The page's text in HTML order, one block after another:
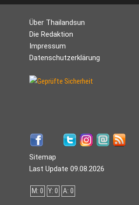
Über Thailandsun
Die Redaktion
Impressum
Datenschutzerklärung
Sitemap
Last Update 09.08.2026
M: 0 Y: 0 A: 0